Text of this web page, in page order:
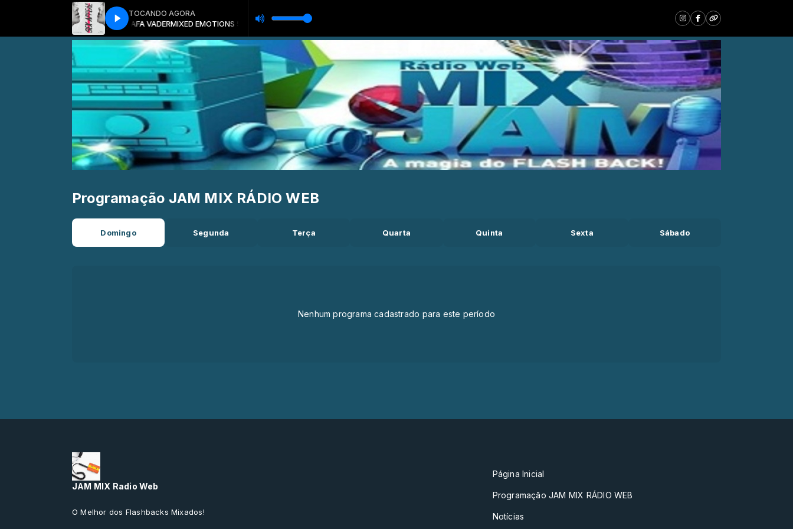
TOCANDO AGORA
MIXED EMOTIONS 56 B BY TAFA VADERMIXED EMOTIONS 56 B BY TAFA VADER
Programação JAM MIX RÁDIO WEB
Domingo Segunda Terça Quarta Quinta Sexta Sábado
Nenhum programa cadastrado para este período
JAM MIX Radio Web
O Melhor dos Flashbacks Mixados!
Página Inicial
Programação JAM MIX RÁDIO WEB
Notícias